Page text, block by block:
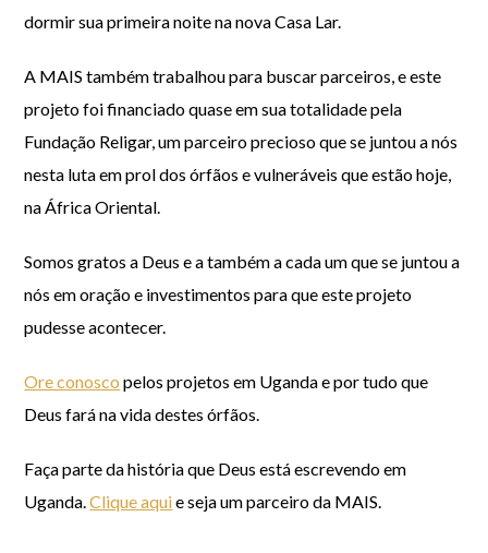
dormir sua primeira noite na nova Casa Lar.
A MAIS também trabalhou para buscar parceiros, e este
projeto foi financiado quase em sua totalidade pela
Fundação Religar, um parceiro precioso que se juntou a nós
nesta luta em prol dos órfãos e vulneráveis que estão hoje,
na África Oriental.
Somos gratos a Deus e a também a cada um que se juntou a
nós em oração e investimentos para que este projeto
pudesse acontecer.
Ore conosco pelos projetos em Uganda e por tudo que
Deus fará na vida destes órfãos.
Faça parte da história que Deus está escrevendo em
Uganda.Clique aquie seja um parceiro da MAIS.